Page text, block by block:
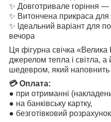
✨ Довготривале горіння —
✨ Витончена прикраса для
✨ Ідеальний варіант для
вечора
Ця фігурна свічка
джерелом тепла і світла,
шедевром, який наповнить
💳 Оплата:
● при отриманні
● на банківську картку,
● безготівковий